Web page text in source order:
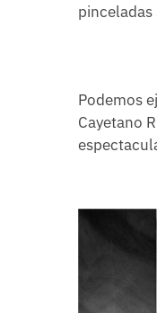
pinceladas
Podemos
Cayetano